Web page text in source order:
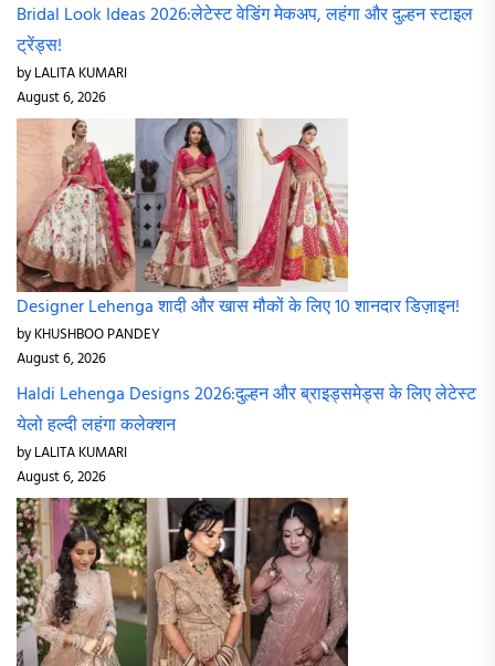
Bridal Look Ideas 2026:लेटेस्ट वेडिंग मेकअप, लहंगा और दुल्हन स्टाइल
ट्रेंड्स!
by LALITA KUMARI
August 6, 2026
Designer Lehenga शादी और खास मौकों के लिए 10 शानदार डिज़ाइन!
by KHUSHBOO PANDEY
August 6, 2026
Haldi Lehenga Designs 2026:दुल्हन और ब्राइड्समेड्स के लिए लेटेस्ट
येलो हल्दी लहंगा कलेक्शन
by LALITA KUMARI
August 6, 2026